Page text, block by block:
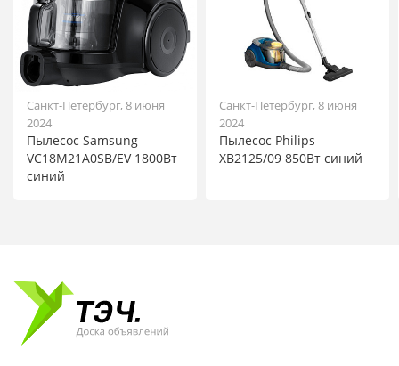
Санкт-Петербург, 8 июня
2024
Пылесос Samsung
VC18M21A0SB/EV 1800Вт
синий
Санкт-Петербург, 8 июня
2024
Пылесос Philips
XB2125/09 850Вт синий